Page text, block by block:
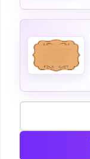
количество
Марс